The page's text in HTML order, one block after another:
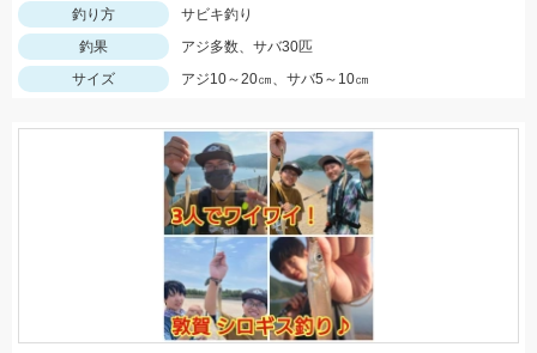
釣り方
サビキ釣り
釣果
アジ多数、サバ30匹
サイズ
アジ10～20㎝、サバ5～10㎝